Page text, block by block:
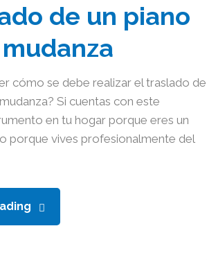
de un piano
cómo se debe realizar el traslado de
Si cuentas con este
en tu hogar porque eres un
porque vives profesionalmente del